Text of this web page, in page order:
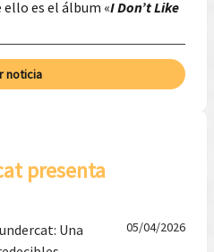
ello es el álbum «I Don’t Like
noticia
presenta
Una
05/04/2026